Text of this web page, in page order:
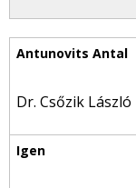
Dr. Csőzik László